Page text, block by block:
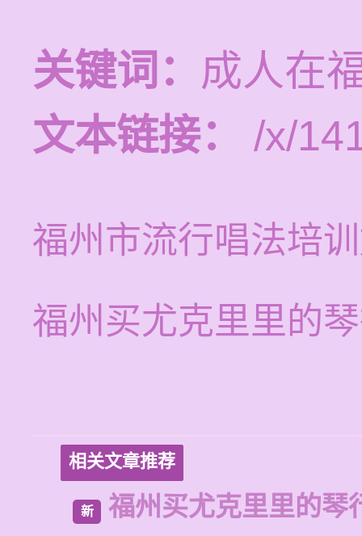
关键词： 成人在
文本链接：
/x/
福州市流行唱法培
福州买尤克里里的
相关文章推荐
新 福州买尤克里里的琴